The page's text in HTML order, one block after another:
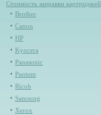
Стоимость заправки картриджей
Brother
Canon
HP
Kyocera
Panasonic
Pantum
Ricoh
Samsung
Xerox